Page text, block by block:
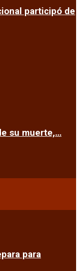
participó de
su muerte,…
para